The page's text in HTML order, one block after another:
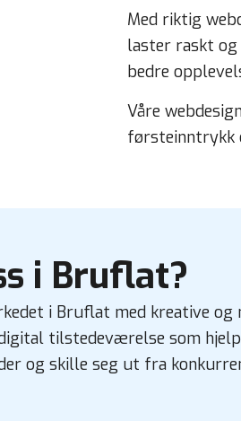
Med riktig
laster raskt
bedre
Våre
førsteinntrykk
i Bruflat?
i Bruflat med kreative og
tilstedeværelse som
og skille seg ut fra